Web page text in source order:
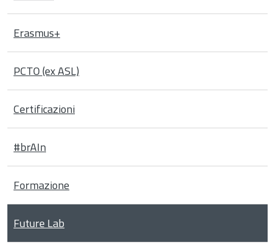
Erasmus+
PCTO (ex ASL)
Certificazioni
#brAIn
Formazione
Future Lab